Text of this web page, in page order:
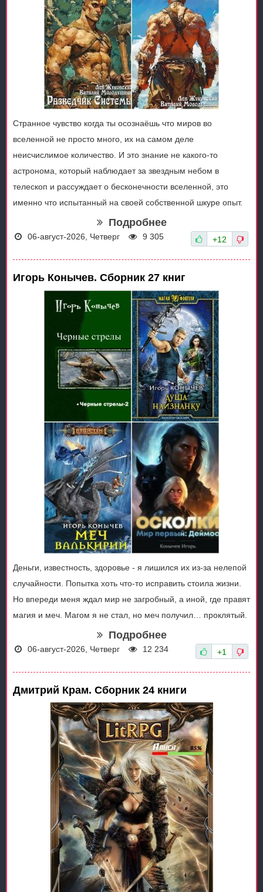
Странное чувство когда ты осознаёшь что миров во
вселенной не просто много, их на самом деле
неисчислимое количество. И это знание не какого-то
астронома, который наблюдает за звездным небом в
телескоп и рассуждает о бесконечности вселенной, это
именно что испытанный на своей собственной шкуре опыт.
Подробнее
06-август-2026, Четверг 9 305 +12
Игорь Конычев. Сборник 27 книг
Деньги, известность, здоровье - я лишился их из-за нелепой
случайности. Попытка хоть что-то исправить стоила жизни.
Но впереди меня ждал мир не загробный, а иной, где правят
магия и меч. Магом я не стал, но меч получил… проклятый.
Подробнее
06-август-2026, Четверг 12 234 +1
Дмитрий Крам. Сборник 24 книги